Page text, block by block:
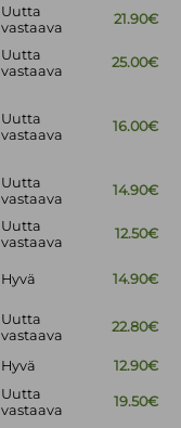
Uutta
vastaava
21.90€
Uutta
vastaava
25.00€
Uutta
vastaava
16.00€
Uutta
vastaava
14.90€
Uutta
vastaava
12.50€
Hyvä 14.90€
Uutta
vastaava
22.80€
Hyvä 12.90€
Uutta
vastaava
19.50€